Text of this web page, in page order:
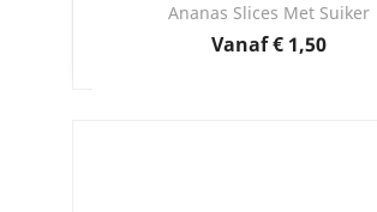
Ananas Slices Met Suiker
VanafPrijs
€ 1,50